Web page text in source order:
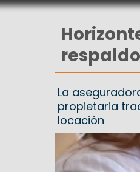
La
propietaria
locación